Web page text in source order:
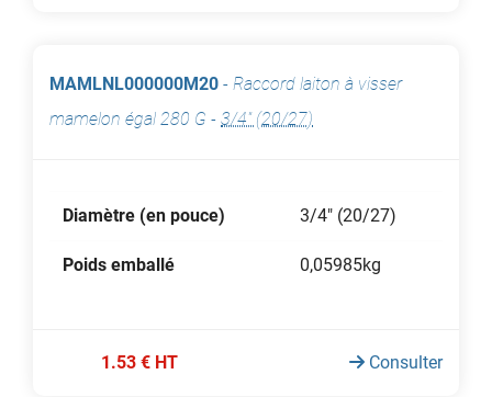
MAMLNL000000M20 - Raccord laiton à visser
mamelon égal 280 G - 3/4" (20/27)
Diamètre (en pouce) 3/4" (20/27)
Poids emballé 0,05985kg
1.53 € HT Consulter